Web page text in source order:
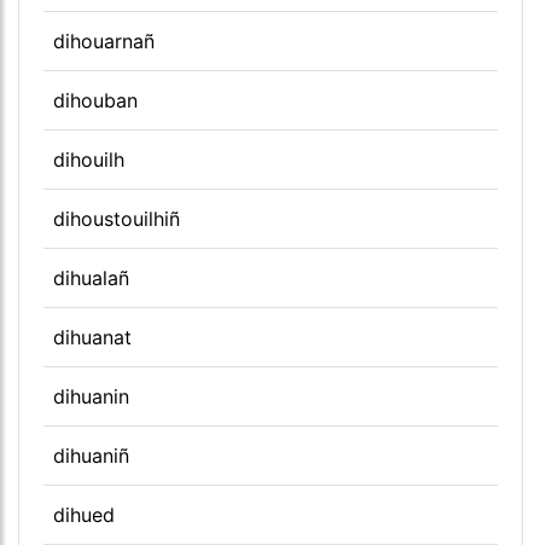
dihouarnañ
dihouban
dihouilh
dihoustouilhiñ
dihualañ
dihuanat
dihuanin
dihuaniñ
dihued